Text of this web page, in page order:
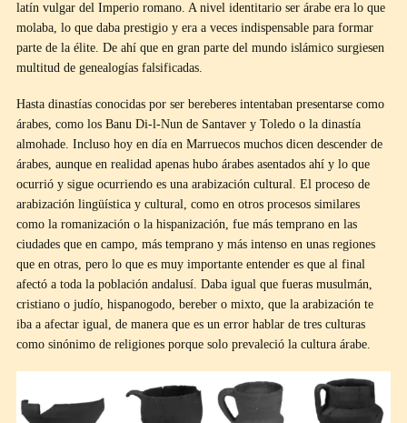
latín vulgar del Imperio romano. A nivel identitario ser árabe era lo que
molaba, lo que daba prestigio y era a veces indispensable para formar
parte de la élite. De ahí que en gran parte del mundo islámico surgiesen
multitud de genealogías falsificadas.
Hasta dinastías conocidas por ser bereberes intentaban presentarse como
árabes, como los Banu Di-l-Nun de Santaver y Toledo o la dinastía
almohade. Incluso hoy en día en Marruecos muchos dicen descender de
árabes, aunque en realidad apenas hubo árabes asentados ahí y lo que
ocurrió y sigue ocurriendo es una arabización cultural. El proceso de
arabización lingüística y cultural, como en otros procesos similares
como la romanización o la hispanización, fue más temprano en las
ciudades que en campo, más temprano y más intenso en unas regiones
que en otras, pero lo que es muy importante entender es que al final
afectó a toda la población andalusí. Daba igual que fueras musulmán,
cristiano o judío, hispanogodo, bereber o mixto, que la arabización te
iba a afectar igual, de manera que es un error hablar de tres culturas
como sinónimo de religiones porque solo prevaleció la cultura árabe.